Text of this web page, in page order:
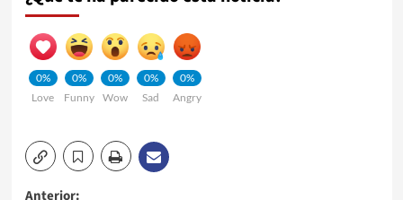
0%
Love
0%
Funny
0%
Wow
0%
Sad
0%
Angry
Anterior: